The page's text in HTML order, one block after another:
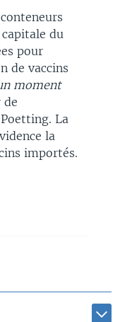
du
pour
de vaccins
moment
de
La
la
importés.